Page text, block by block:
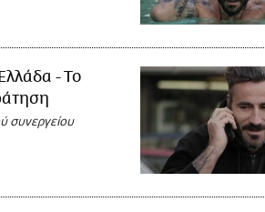
- Το
συνεργείου